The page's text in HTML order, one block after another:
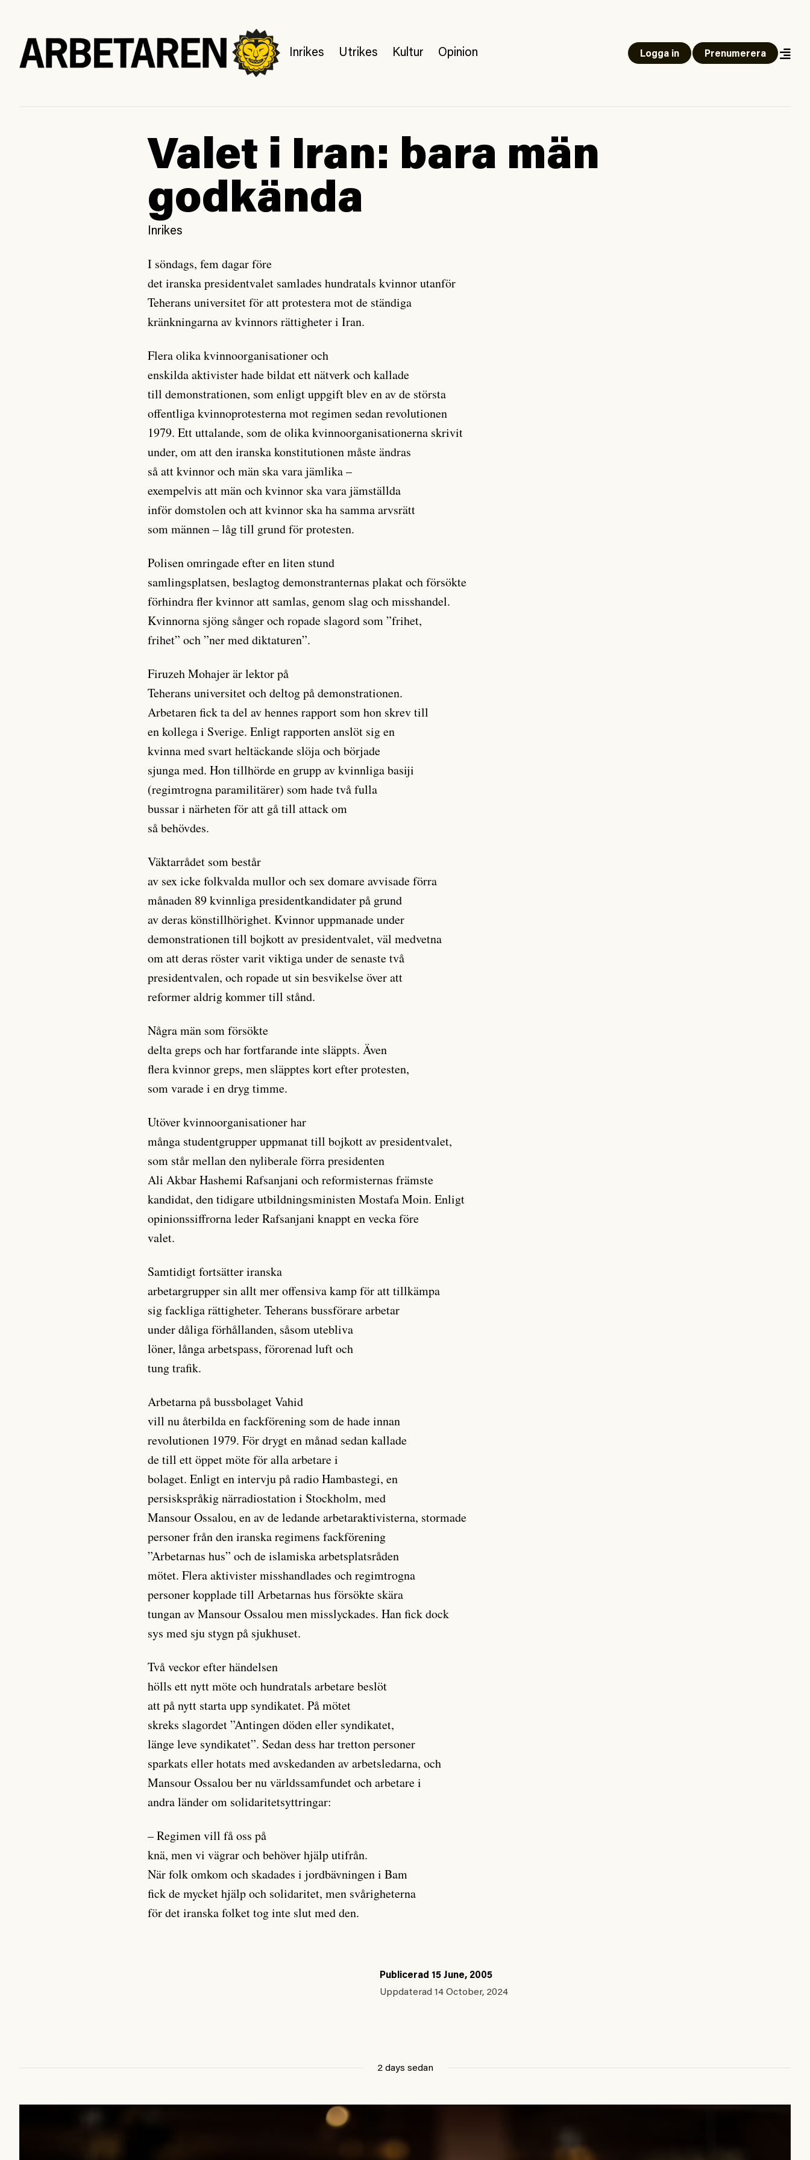
Inrikes Utrikes Kultur Opinion Logga in Prenumerera
Valet i Iran: bara män
godkända
Inrikes
I söndags, fem dagar före
det iranska presidentvalet samlades hundratals kvinnor utanför
Teherans universitet för att protestera mot de ständiga
kränkningarna av kvinnors rättigheter i Iran.
Flera olika kvinnoorganisationer och
enskilda aktivister hade bildat ett nätverk och kallade
till demonstrationen, som enligt uppgift blev en av de största
offentliga kvinnoprotesterna mot regimen sedan revolutionen
1979. Ett uttalande, som de olika kvinnoorganisationerna skrivit
under, om att den iranska konstitutionen måste ändras
så att kvinnor och män ska vara jämlika –
exempelvis att män och kvinnor ska vara jämställda
inför domstolen och att kvinnor ska ha samma arvsrätt
som männen – låg till grund för protesten.
Polisen omringade efter en liten stund
samlingsplatsen, beslagtog demonstranternas plakat och försökte
förhindra fler kvinnor att samlas, genom slag och misshandel.
Kvinnorna sjöng sånger och ropade slagord som ”frihet,
frihet” och ”ner med diktaturen”.
Firuzeh Mohajer är lektor på
Teherans universitet och deltog på demonstrationen.
Arbetaren fick ta del av hennes rapport som hon skrev till
en kollega i Sverige. Enligt rapporten anslöt sig en
kvinna med svart heltäckande slöja och började
sjunga med. Hon tillhörde en grupp av kvinnliga basiji
(regimtrogna paramilitärer) som hade två fulla
bussar i närheten för att gå till attack om
så behövdes.
Väktarrådet som består
av sex icke folkvalda mullor och sex domare avvisade förra
månaden 89 kvinnliga presidentkandidater på grund
av deras könstillhörighet. Kvinnor uppmanade under
demonstrationen till bojkott av presidentvalet, väl medvetna
om att deras röster varit viktiga under de senaste två
presidentvalen, och ropade ut sin besvikelse över att
reformer aldrig kommer till stånd.
Några män som försökte
delta greps och har fortfarande inte släppts. Även
flera kvinnor greps, men släpptes kort efter protesten,
som varade i en dryg timme.
Utöver kvinnoorganisationer har
många studentgrupper uppmanat till bojkott av presidentvalet,
som står mellan den nyliberale förra presidenten
Ali Akbar Hashemi Rafsanjani och reformisternas främste
kandidat, den tidigare utbildningsministen Mostafa Moin. Enligt
opinionssiffrorna leder Rafsanjani knappt en vecka före
valet.
Samtidigt fortsätter iranska
arbetargrupper sin allt mer offensiva kamp för att tillkämpa
sig fackliga rättigheter. Teherans bussförare arbetar
under dåliga förhållanden, såsom utebliva
löner, långa arbetspass, förorenad luft och
tung trafik.
Arbetarna på bussbolaget Vahid
vill nu återbilda en fackförening som de hade innan
revolutionen 1979. För drygt en månad sedan kallade
de till ett öppet möte för alla arbetare i
bolaget. Enligt en intervju på radio Hambastegi, en
persiskspråkig närradiostation i Stockholm, med
Mansour Ossalou, en av de ledande arbetaraktivisterna, stormade
personer från den iranska regimens fackförening
”Arbetarnas hus” och de islamiska arbetsplatsråden
mötet. Flera aktivister misshandlades och regimtrogna
personer kopplade till Arbetarnas hus försökte skära
tungan av Mansour Ossalou men misslyckades. Han fick dock
sys med sju stygn på sjukhuset.
Två veckor efter händelsen
hölls ett nytt möte och hundratals arbetare beslöt
att på nytt starta upp syndikatet. På mötet
skreks slagordet ”Antingen döden eller syndikatet,
länge leve syndikatet”. Sedan dess har tretton personer
sparkats eller hotats med avskedanden av arbetsledarna, och
Mansour Ossalou ber nu världssamfundet och arbetare i
andra länder om solidaritetsyttringar:
– Regimen vill få oss på
knä, men vi vägrar och behöver hjälp utifrån.
När folk omkom och skadades i jordbävningen i Bam
fick de mycket hjälp och solidaritet, men svårigheterna
för det iranska folket tog inte slut med den.
Publicerad 15 June, 2005
Uppdaterad 14 October, 2024
2 days sedan